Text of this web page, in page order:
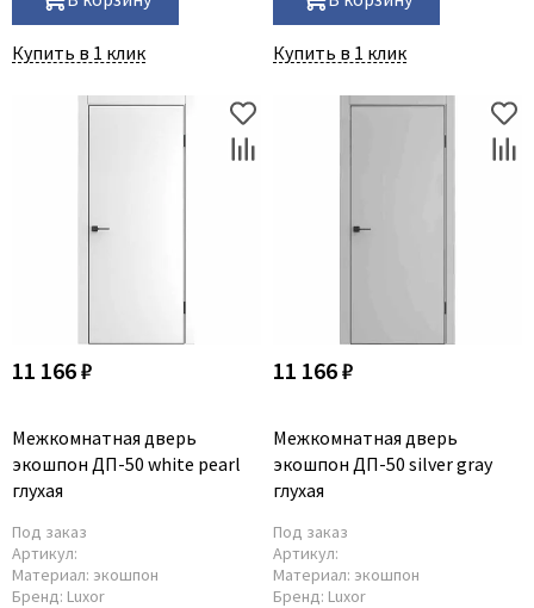
Купить в 1 клик Купить в 1 клик
11 166 ₽
Межкомнатная дверь
экошпон ДП-50 white pearl
глухая
Под заказ
Артикул:
Материал: экошпон
Бренд: Luxor
11 166 ₽
Межкомнатная дверь
экошпон ДП-50 silver gray
глухая
Под заказ
Артикул:
Материал: экошпон
Бренд: Luxor